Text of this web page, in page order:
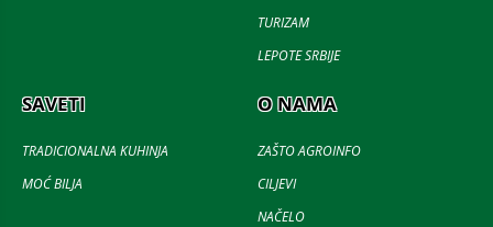
TURIZAM
LEPOTE SRBIJE
SAVETI
TRADICIONALNA KUHINJA
MOĆ BILJA
O NAMA
ZAŠTO AGROINFO
CILJEVI
NAČELO